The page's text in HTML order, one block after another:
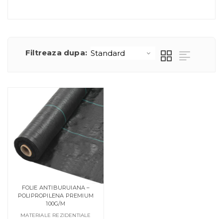
Filtreaza dupa:
FOLIE ANTIBURUIANA –
POLIPROPILENA PREMIUM
100G/M
MATERIALE REZIDENTIALE